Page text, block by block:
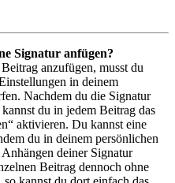
Signatur anfügen?
anzufügen, musst du
in deinem
Nachdem du die Signatur
du in jedem Beitrag das
aktivieren. Du kannst eine
du in deinem persönlichen
deiner Signatur
Beitrag dennoch ohne